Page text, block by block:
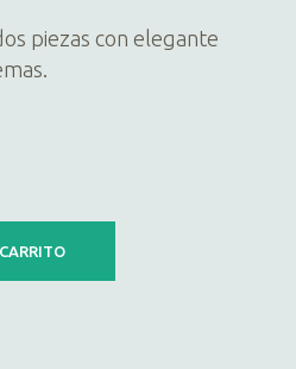
piezas con elegante